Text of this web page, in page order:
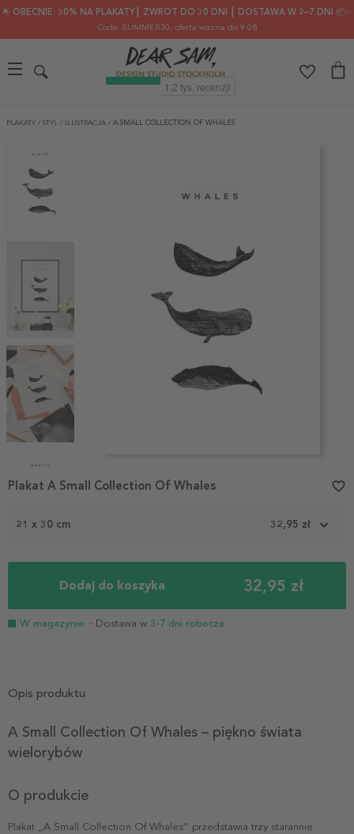
🌟 OBECNIE: 30% NA PLAKATY┃ ZWROT DO 30 DNI ┃ DOSTAWA W 2–7 DNI 📦✨
Code: SUMMER30, oferta ważna do 9.08
PLAKATY / STYL / ILUSTRACJA / A SMALL COLLECTION OF WHALES
1
21 x 30 cm 32,95 zł
Dodaj do koszyka 32,95 zł
W magazynie - Dostawa w 3-7 dni robocze
Plakat A Small Collection Of Whales favorite_border
Opis produktu
A Small Collection Of Whales – piękno świata
wielorybów
O produkcie
Plakat „A Small Collection Of Whales” przedstawia trzy starannie